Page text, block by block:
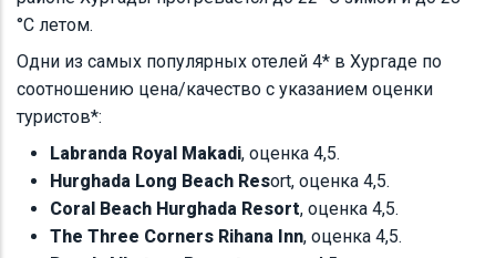
°C летом.
Одни из самых популярных отелей 4* в Хургаде по
соотношению цена/качество с указанием оценки
туристов*:
Labranda Royal Makadi, оценка 4,5.
Hurghada Long Beach Resort, оценка 4,5.
Coral Beach Hurghada Resort, оценка 4,5.
The Three Corners Rihana Inn, оценка 4,5.